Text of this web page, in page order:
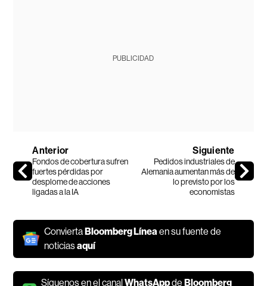
PUBLICIDAD
Anterior
Fondos de cobertura sufren
fuertes pérdidas por
desplome de acciones
ligadas a la IA
Siguiente
Pedidos industriales de
Alemania aumentan más de
lo previsto por los
economistas
ConviertaBloomberg Línea en su fuente de
noticiasaquí
Síguenos en el canalWhatsAppdeBloomberg